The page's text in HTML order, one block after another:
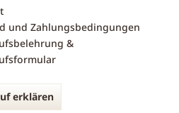
und Zahlungsbedingungen
&
erklären